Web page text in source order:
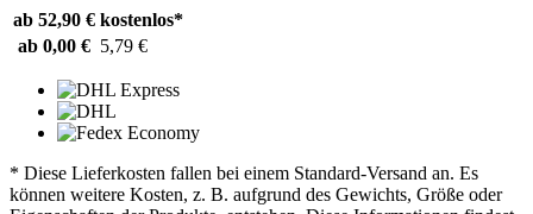
ab 52,90 € kostenlos*
ab 0,00 € 5,79 €
* Diese Lieferkosten fallen bei einem Standard-Versand an. Es
können weitere Kosten, z. B. aufgrund des Gewichts, Größe oder